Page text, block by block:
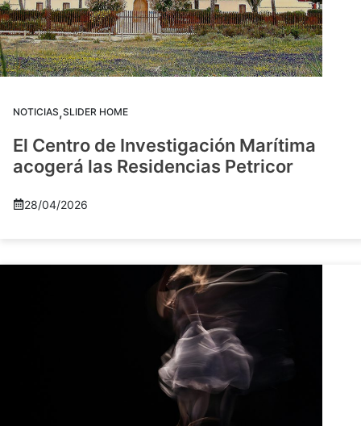
NOTICIAS,SLIDER HOME
El Centro de Investigación Marítima
acogerá las Residencias Petricor
28/04/2026